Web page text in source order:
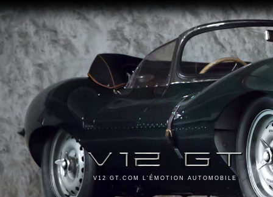
V12 GT.COM L'ÉMOTION AUTOMOBILE